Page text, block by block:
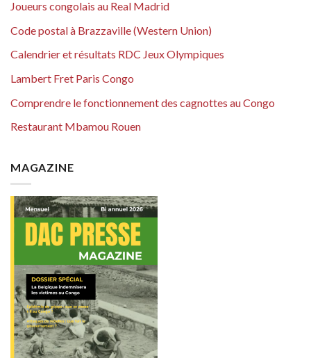
Joueurs congolais au Real Madrid
Code postal à Brazzaville (Western Union)
Calendrier et résultats RDC Jeux Olympiques
Lambert Fret Paris Congo
Comprendre le fonctionnement des cagnottes au Congo
Restaurant Mbamou Rouen
MAGAZINE